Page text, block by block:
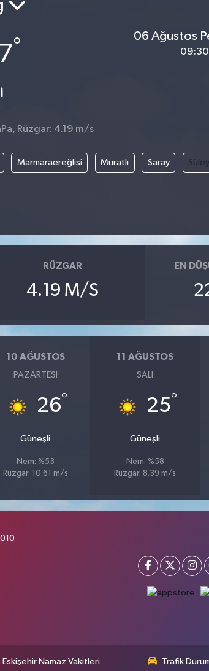
°
06 Ağustos
09:30
Rüzgar: 4.19 m/s
Marmaraereğlisi Muratlı Saray
RÜZGAR
4.19 M/S
EN
10 AĞUSTOS
PAZARTESI
26°
Güneşli
Nem: %53
Rüzgar: 10.61 m/s
11 AĞUSTOS
SALI
25°
Güneşli
Nem: %58
Rüzgar: 8.39 m/s
Eskişehir Namaz Vakitleri Trafik